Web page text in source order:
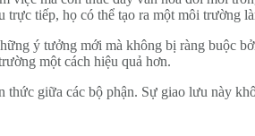
tiếp, họ có thể tạo ra một môi trường
ý tưởng mới mà không bị ràng buộc
một cách hiệu quả hơn.
giữa các bộ phận. Sự giao lưu này